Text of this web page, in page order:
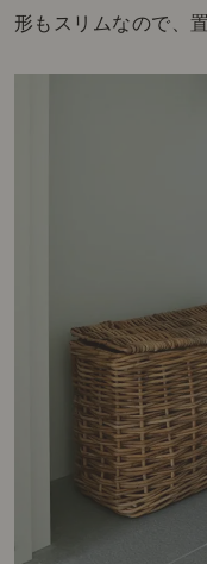
形もスリムなので、